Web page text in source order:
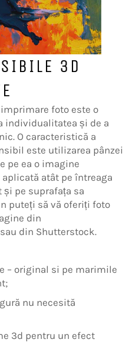
3D
foto este o
individualitatea și de a
O caracteristică a
este utilizarea pânzei
pe ea o imagine
atât pe întreaga
pe suprafața sa
puteți să vă oferiți foto
din
sau din Shutterstock.
– original si pe marimile
nu necesită
3d pentru un efect